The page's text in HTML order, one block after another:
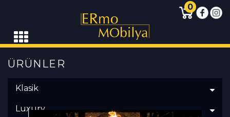
0
ÜRÜNLER
Klasik
Luxury